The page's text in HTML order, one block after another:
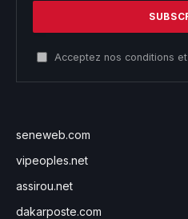
Acceptez nos conditions et
seneweb.com
vipeoples.net
assirou.net
dakarposte.com